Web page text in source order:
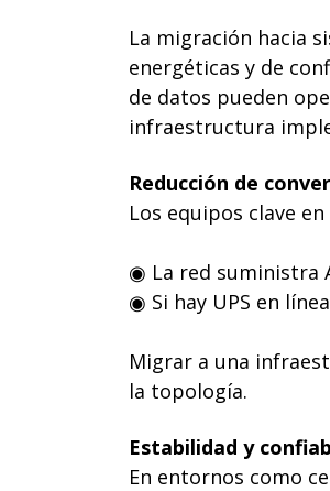
La migración hacia
energéticas y de
de datos pueden
infraestructura
Reducción de
Los equipos clave
◉ La red suministra
◉ Si hay UPS en
Migrar a una
la topología.
Estabilidad y
En entornos como